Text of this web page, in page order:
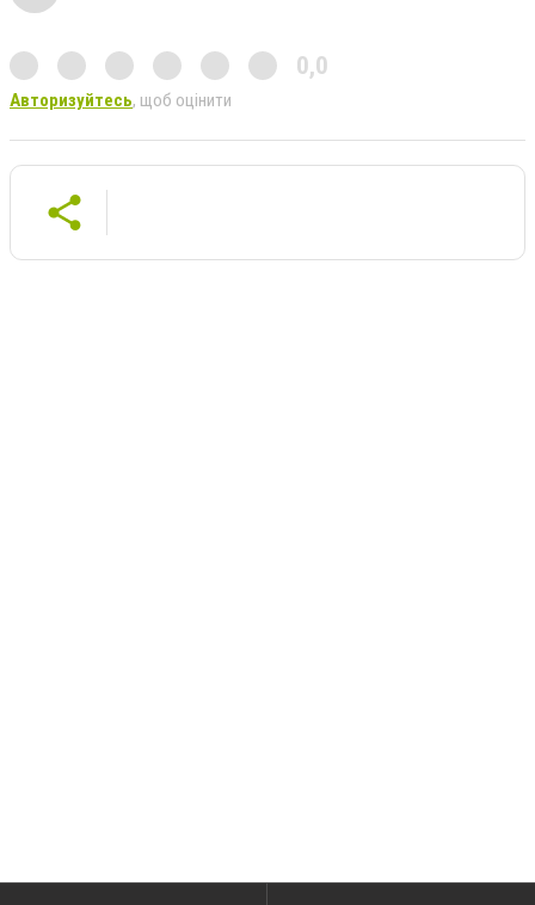
0,0
Авторизуйтесь, щоб оцінити